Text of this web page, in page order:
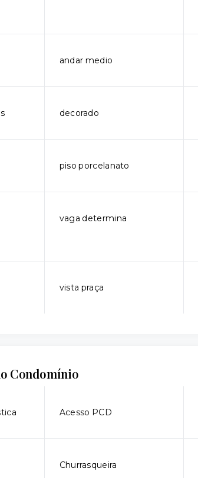
andar medio
decorado
piso porcelanato
vaga determina
vista praça
Condomínio
Acesso PCD
Churrasqueira